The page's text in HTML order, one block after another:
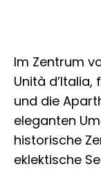
Im Zentrum
Unità d’Italia,
und die
eleganten
historische
eklektische